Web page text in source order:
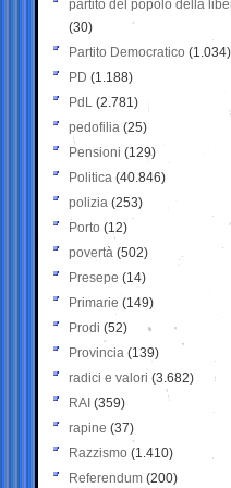
partito del popolo della
(30)
Partito Democratico (1.034)
PD (1.188)
PdL (2.781)
pedofilia (25)
Pensioni (129)
Politica (40.846)
polizia (253)
Porto (12)
povertà (502)
Presepe (14)
Primarie (149)
Prodi (52)
Provincia (139)
radici e valori (3.682)
RAI (359)
rapine (37)
Razzismo (1.410)
Referendum (200)